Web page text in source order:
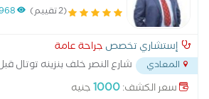
(2 تقييم)
إستشاري تخصص جراحة عامة
المعادي
شارع النصر خلف بنزينه توتال
سعر الكشف:1000جنيه